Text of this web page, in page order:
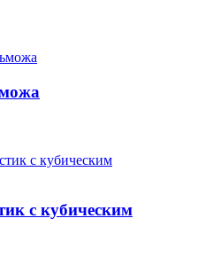
с кубическим